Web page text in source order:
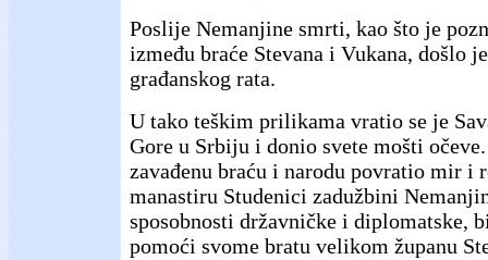
Poslije Nemanjine smrti, kao što je
između braće Stevana i Vukana, došlo
građanskog rata.
U tako teškim prilikama vratio se je
Gore u Srbiju i donio svete mošti
zavađenu braću i narodu povratio mir i
manastiru Studenici zadužbini
sposobnosti državničke i diplomatske,
pomoći svome bratu velikom županu